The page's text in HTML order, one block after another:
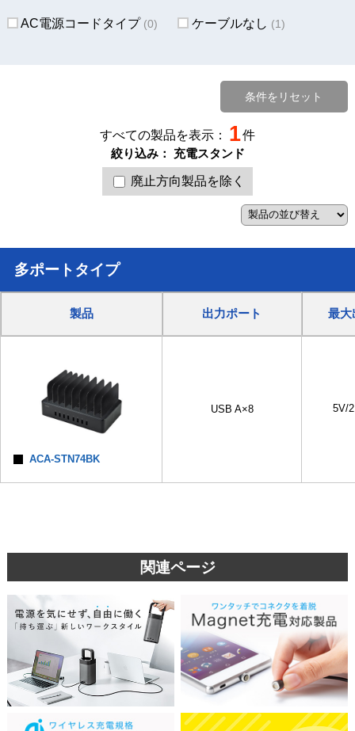
AC電源コードタイプ (0) ケーブルなし (1)
条件をリセット
すべての製品を表示： 1件
絞り込み： 充電スタンド
廃止方向製品を除く
多ポートタイプ
製品 出力ポート 最大
ACA-STN74BK
USB A×8 5V/
関連ページ